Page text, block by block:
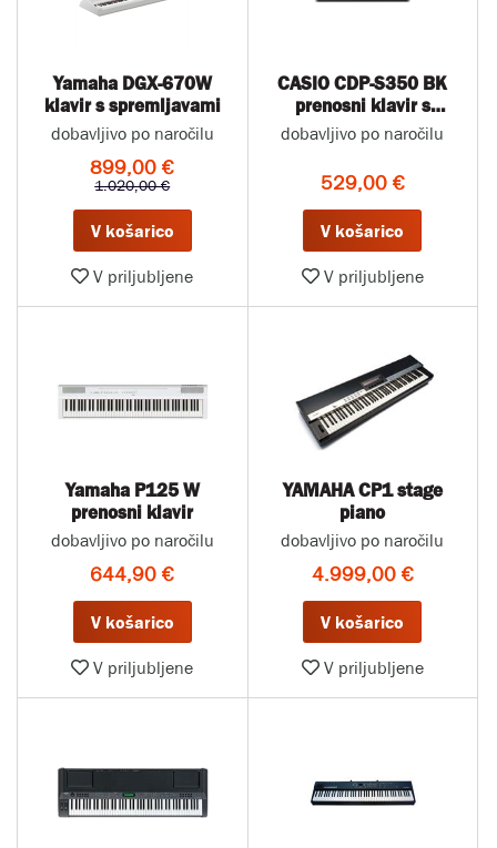
Yamaha DGX-670W
klavir s spremljavami
dobavljivo po naročilu
899,00 €
1.020,00 €
V košarico
V priljubljene
CASIO CDP-S350 BK
prenosni klavir s
spremljavami
dobavljivo po naročilu
529,00 €
V košarico
V priljubljene
Yamaha P125 W
prenosni klavir
dobavljivo po naročilu
644,90 €
V košarico
V priljubljene
YAMAHA CP1 stage
piano
dobavljivo po naročilu
4.999,00 €
V košarico
V priljubljene